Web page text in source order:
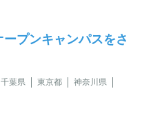
プンキャンパスをさ
千葉県 東京都
神奈川県